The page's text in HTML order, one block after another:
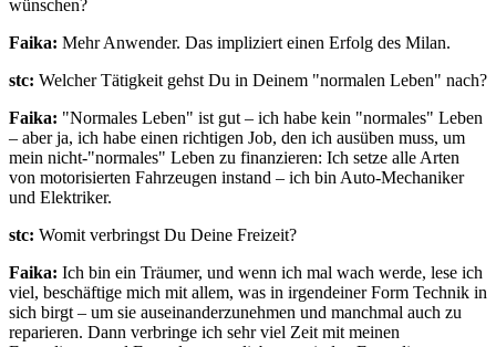
wünschen?
Faika: Mehr Anwender. Das impliziert einen Erfolg des Milan.
stc: Welcher Tätigkeit gehst Du in Deinem "normalen Leben" nach?
Faika: "Normales Leben" ist gut – ich habe kein "normales" Leben
– aber ja, ich habe einen richtigen Job, den ich ausüben muss, um
mein nicht-"normales" Leben zu finanzieren: Ich setze alle Arten
von motorisierten Fahrzeugen instand – ich bin Auto-Mechaniker
und Elektriker.
stc: Womit verbringst Du Deine Freizeit?
Faika: Ich bin ein Träumer, und wenn ich mal wach werde, lese ich
viel, beschäftige mich mit allem, was in irgendeiner Form Technik in
sich birgt – um sie auseinanderzunehmen und manchmal auch zu
reparieren. Dann verbringe ich sehr viel Zeit mit meinen